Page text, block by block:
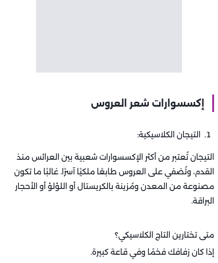
إكسسوارات شعر العروس
التيجان الكلاسيكية:
التيجان تُعتبر من أكثر الإكسسوارات شعبية بين العرائس منذ
القدم، وتُضفي على العروس طابعًا ملكيًا آسرًا. غالبًا ما تكون
مصنوعة من المعدن ومُزينة بالكريستال أو اللؤلؤ أو الأحجار
البراقة.
متى تختارين التاج الكلاسيكي؟
إذا كان زفافك فخمًا وفي قاعة كبيرة.